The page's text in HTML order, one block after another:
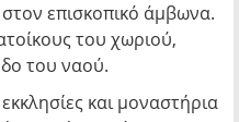
επισκοπικό άμβωνα.
του χωριού,
του ναού.
και μοναστήρια